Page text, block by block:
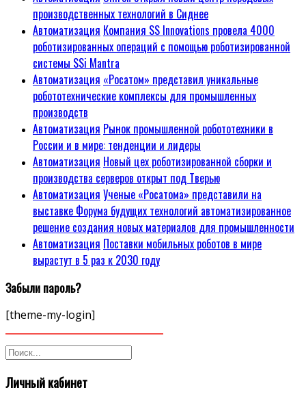
производственных технологий в Сиднее
Автоматизация Компания SS Innovations провела 4000
роботизированных операций с помощью роботизированной
системы SSi Mantra
Автоматизация «Росатом» представил уникальные
робототехнические комплексы для промышленных
производств
Автоматизация Рынок промышленной робототехники в
России и в мире: тенденции и лидеры
Автоматизация Новый цех роботизированной сборки и
производства серверов открыт под Тверью
Автоматизация Ученые «Росатома» представили на
выставке Форума будущих технологий автоматизированное
решение создания новых материалов для промышленности
Автоматизация Поставки мобильных роботов в мире
вырастут в 5 раз к 2030 году
Забыли пароль?
[theme-my-login]
Личный кабинет